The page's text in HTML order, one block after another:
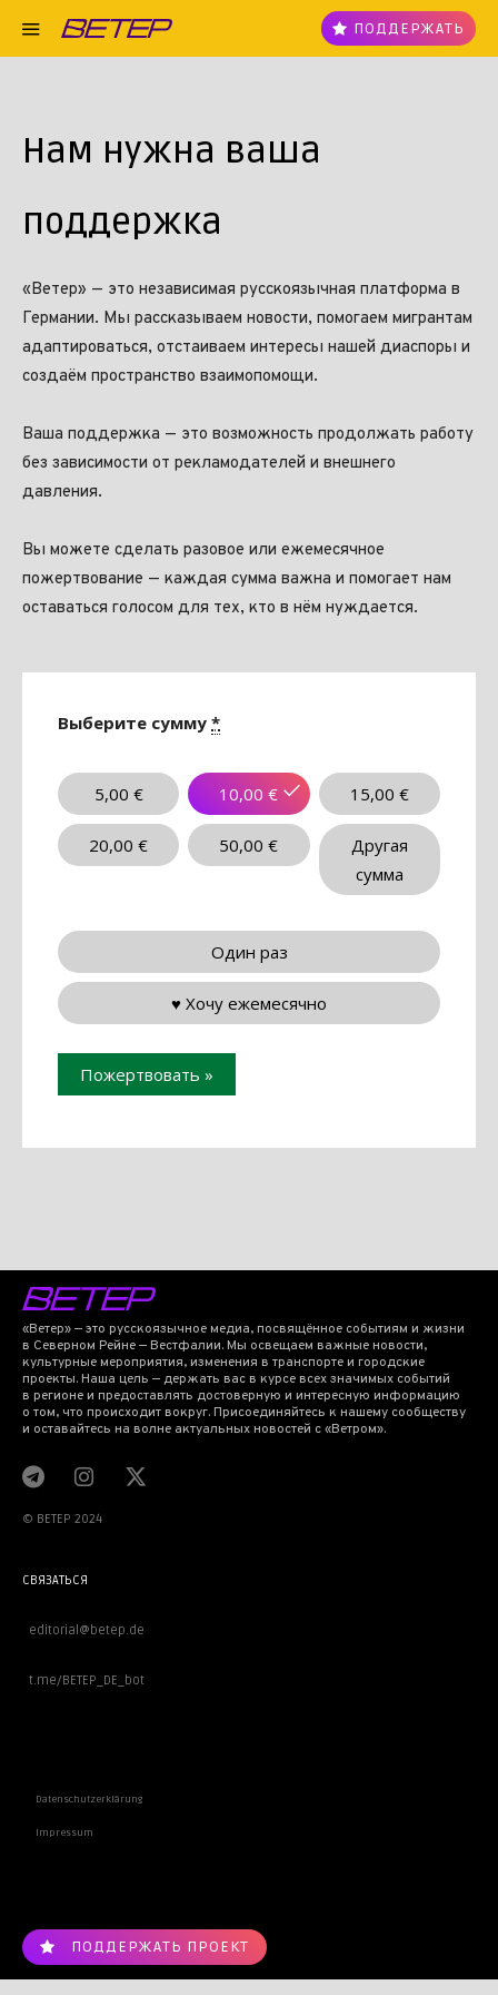
ПОДДЕРЖАТЬ
Нам нужна ваша
поддержка
«Ветер» — это независимая русскоязычная платформа в
Германии. Мы рассказываем новости, помогаем мигрантам
адаптироваться, отстаиваем интересы нашей диаспоры и
создаём пространство взаимопомощи.
Ваша поддержка — это возможность продолжать работу
без зависимости от рекламодателей и внешнего
давления.
Вы можете сделать разовое или ежемесячное
пожертвование — каждая сумма важна и помогает нам
оставаться голосом для тех, кто в нём нуждается.
Выберите сумму *
5,00 € 10,00€ 15,00 €
20,00€ 50,00€
Другая
сумма
Один раз
♥︎ Хочу ежемесячно
Пожертвовать »
«Ветер» — это русскоязычное медиа, посвящённое событиям и жизни
в Северном Рейне — Вестфалии. Мы освещаем важные новости,
культурные мероприятия, изменения в транспорте и городские
проекты. Наша цель — держать вас в курсе всех значимых событий
в регионе и предоставлять достоверную и интересную информацию
о том, что происходит вокруг. Присоединяйтесь к нашему сообществу
и оставайтесь на волне актуальных новостей с «Ветром».
© BETEP 2024
СВЯЗАТЬСЯ
editorial@betep.de
t.me/BETEP_DE_bot
Datenschutzerklärung
Impressum
ПОДДЕРЖАТЬ ПРОЕКТ